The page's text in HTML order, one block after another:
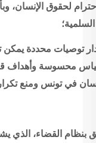
لحقوق الإنسان،
توصيات محددة يمكن
محسوسة وأهداف
في تونس ومنع
بنظام القضاء، الذي